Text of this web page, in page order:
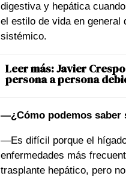
digestiva y hepática
el estilo de vida en general
sistémico.
Leer más:Javier
persona a persona
—¿Cómo podemos saber
—Es difícil porque el
enfermedades más
trasplante hepático, pero